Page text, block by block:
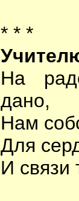
* * *
На
дано,
Нам
Для
И связи